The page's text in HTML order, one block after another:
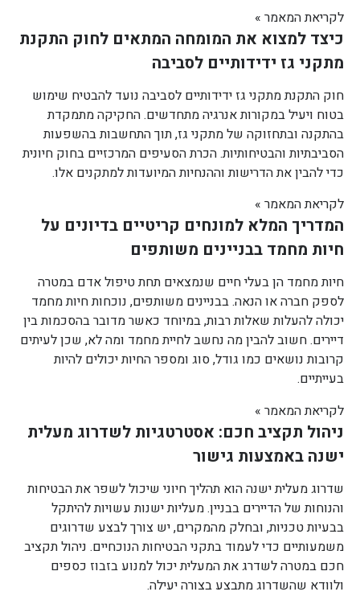
לקריאת המאמר »
כיצד למצוא את המומחה המתאים לחוק התקנת
מתקני גז ידידותיים לסביבה
חוק התקנת מתקני גז ידידותיים לסביבה נועד להבטיח שימוש
בטוח ויעיל במקורות אנרגיה מתחדשים. החקיקה מתמקדת
בהתקנה ובתחזוקה של מתקני גז, תוך התחשבות בהשפעות
הסביבתיות והבטיחותיות. הכרת הסעיפים המרכזיים בחוק חיונית
כדי להבין את הדרישות וההנחיות המיועדות למתקנים אלו.
לקריאת המאמר »
המדריך המלא למונחים קריטיים בדיונים על
חיות מחמד בבניינים משותפים
חיות מחמד הן בעלי חיים שנמצאים תחת טיפול אדם במטרה
לספק חברה או הנאה. בבניינים משותפים, נוכחות חיות מחמד
יכולה להעלות שאלות רבות, במיוחד כאשר מדובר בהסכמות בין
דיירים. חשוב להבין מה נחשב לחיית מחמד ומה לא, שכן לעיתים
קרובות נושאים כמו גודל, סוג ומספר החיות יכולים להיות
בעייתיים.
לקריאת המאמר »
ניהול תקציב חכם: אסטרטגיות לשדרוג מעלית
ישנה באמצעות גישור
שדרוג מעלית ישנה הוא תהליך חיוני שיכול לשפר את הבטיחות
והנוחות של הדיירים בבניין. מעליות ישנות עשויות להיתקל
בבעיות טכניות, ובחלק מהמקרים, יש צורך לבצע שדרוגים
משמעותיים כדי לעמוד בתקני הבטיחות הנוכחיים. ניהול תקציב
חכם במטרה לשדרג את המעלית יכול למנוע בזבוז כספים
ולוודא שהשדרוג מתבצע בצורה יעילה.